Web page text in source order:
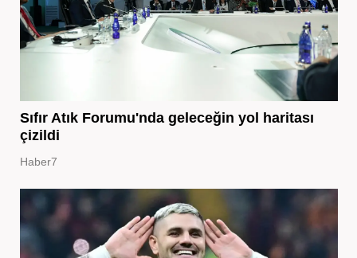
Sıfır Atık Forumu'nda geleceğin yol haritası
çizildi
Haber7